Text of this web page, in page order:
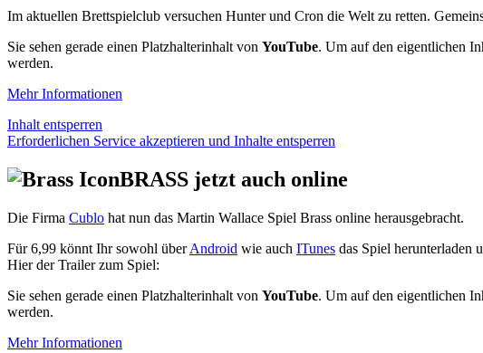
Im aktuellen Brettspielclub versuchen Hunter und Cron die Welt zu retten.
Sie sehen gerade einen Platzhalterinhalt von YouTube. Um auf den eigentlichen
werden.
Mehr Informationen
Inhalt entsperren
Erforderlichen Service akzeptieren und Inhalte entsperren
BRASS jetzt auch online
Die Firma Cublo hat nun das Martin Wallace Spiel Brass online herausgebracht.
Für 6,99 könnt Ihr sowohl überAndroid wie auch ITunes das Spiel herunterladen
Hier der Trailer zum Spiel:
Sie sehen gerade einen Platzhalterinhalt von YouTube. Um auf den eigentlichen
werden.
Mehr Informationen